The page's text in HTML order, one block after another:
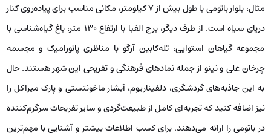
مثال، بلوار باتومی با طول بیش از ۷ کیلومتر، مکانی مناسب برای پیاده‌روی کنار
دریای سیاه است. از طرف دیگر، برج الفبا با ارتفاع ۱۳۰ متر، باغ گیاه‌شناسی با
مجموعه گیاهان استوایی، تله‌کابین آرگو با مناظری پانورامیک و مجسمه
چرخان علی و نینو از جمله نمادهای فرهنگی و تفریحی این شهر هستند. حال
به این جاذبه‌های گردشگری، دلفیناریوم، آبشار ماخونتستی و پارک میراکل را
نیز اضافه کنید که تجربه‌ای کامل از طبیعت‌گردی و سایر تفریحات سرگرم‌کننده
در باتومی را ارائه می‌دهند. برای کسب اطلاعات بیشتر و آشنایی با مهم‌ترین